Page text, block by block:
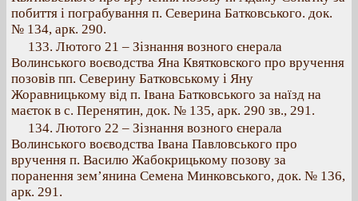
побиття і пограбування п. Северина Батковського. док.
№ 134, арк. 290.
133. Лютого 21 – Зізнання возного єнерала
Волинського воєводства Яна Квятковского про вручення
позовів пп. Северину Батковському і Яну
Жоравницькому від п. Івана Батковського за наїзд на
маєток в с. Перенятин, док. № 135, арк. 290 зв., 291.
134. Лютого 22 – Зізнання возного єнерала
Волинського воєводства Івана Павловського про
вручення п. Василю Жабокрицькому позову за
поранення зем’янина Семена Минковського, док. № 136,
арк. 291.